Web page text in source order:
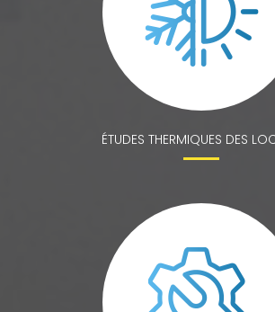
ÉTUDES THERMIQUES DES